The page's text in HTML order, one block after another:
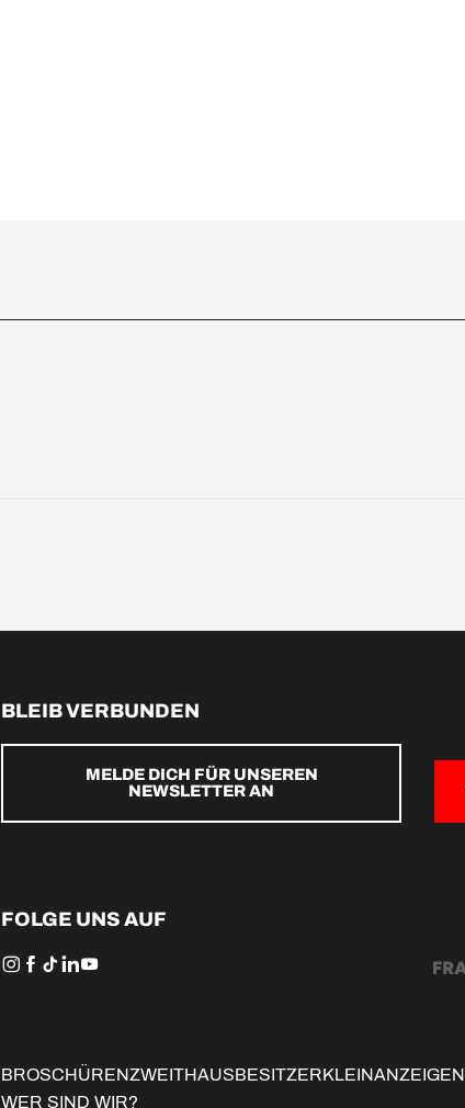
BLEIB VERBUNDEN
MELDE DICH FÜR UNSEREN
NEWSLETTER AN
FOLGE UNS AUF
BROSCHÜRENZWEITHAUSBESITZERKLEINANZEIGEN
WER SIND WIR?